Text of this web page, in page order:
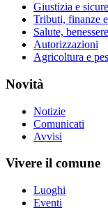
Giustizia e
Tributi, finanze
Salute,
Autorizzazioni
Agricoltura e
Novità
Notizie
Comunicati
Avvisi
Vivere il comune
Luoghi
Eventi